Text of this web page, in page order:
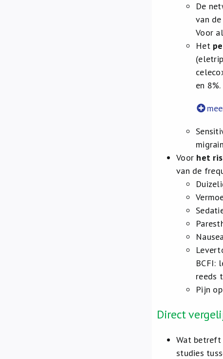
De
van de
Voor
Het
en 8%.
Voor het
van de
BCFI:
reeds
Pijn
Direct
Wat betreft
studies